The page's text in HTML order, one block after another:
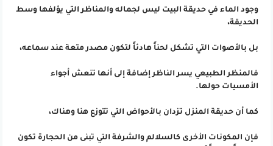
وجود الماء في حديقة البيت ليس لجماله والمناظر التي يؤلفها وسط
الحديقة،
بل بالأصوات التي تشكل لحناً هادئاً لتكون مصدر متعة عند سماعه،
فالمنظر الطبيعي يسر الناظر إضافة إلى أنها تنعش أجواء
الأمسيات حولها.
كما أن حديقة المنزل تزدان بالأحواض التي تتوزع هنا وهناك،
فإن المكونات الأخرى كالسلالم والشرفة التي تبنى من الحجارة تكون